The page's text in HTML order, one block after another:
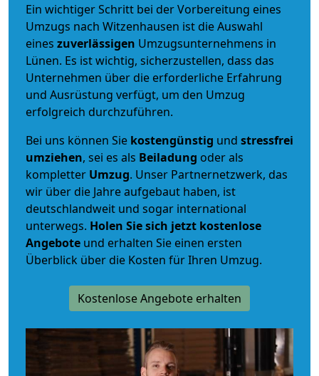
Ein wichtiger Schritt bei der Vorbereitung eines
Umzugs nach Witzenhausen ist die Auswahl
eines zuverlässigen Umzugsunternehmens in
Lünen. Es ist wichtig, sicherzustellen, dass das
Unternehmen über die erforderliche Erfahrung
und Ausrüstung verfügt, um den Umzug
erfolgreich durchzuführen.
Bei uns können Sie kostengünstig und stressfrei
umziehen, sei es als Beiladung oder als
kompletter Umzug. Unser Partnernetzwerk, das
wir über die Jahre aufgebaut haben, ist
deutschlandweit und sogar international
unterwegs. Holen Sie sich jetzt kostenlose
Angebote und erhalten Sie einen ersten
Überblick über die Kosten für Ihren Umzug.
Kostenlose Angebote erhalten